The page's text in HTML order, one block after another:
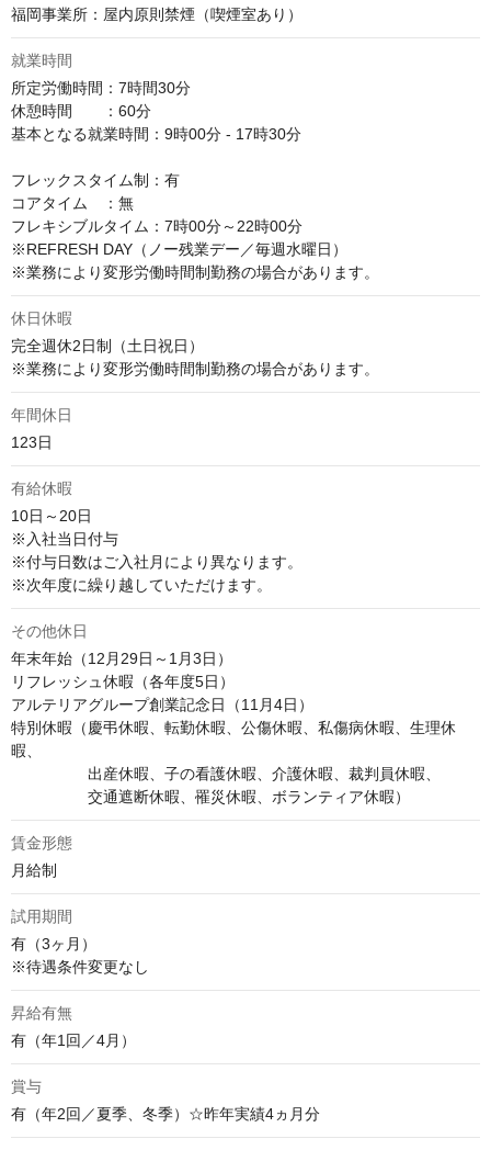
福岡事業所：屋内原則禁煙（喫煙室あり）
就業時間
所定労働時間：7時間30分
休憩時間　　：60分
基本となる就業時間：9時00分 - 17時30分
フレックスタイム制：有
コアタイム　：無
フレキシブルタイム：7時00分～22時00分
※REFRESH DAY（ノー残業デー／毎週水曜日）
※業務により変形労働時間制勤務の場合があります。
休日休暇
完全週休2日制（土日祝日）
※業務により変形労働時間制勤務の場合があります。
年間休日
123日
有給休暇
10日～20日
※入社当日付与
※付与日数はご入社月により異なります。
※次年度に繰り越していただけます。
その他休日
年末年始（12月29日～1月3日）
リフレッシュ休暇（各年度5日）
アルテリアグループ創業記念日（11月4日）
特別休暇（慶弔休暇、転勤休暇、公傷休暇、私傷病休暇、生理休
暇、
出産休暇、子の看護休暇、介護休暇、裁判員休暇、
交通遮断休暇、罹災休暇、ボランティア休暇）
賃金形態
月給制
試用期間
有（3ヶ月）
※待遇条件変更なし
昇給有無
有（年1回／4月）
賞与
有（年2回／夏季、冬季）☆昨年実績4ヵ月分